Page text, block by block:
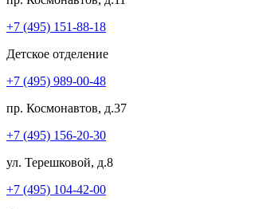
+7 (495) 151-88-18
Детское отделение
+7 (495) 989-00-48
пр. Космонавтов, д.37
+7 (495) 156-20-30
ул. Терешковой, д.8
+7 (495) 104-42-00